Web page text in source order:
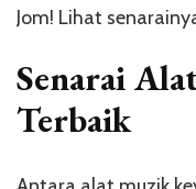
Jom! Lihat
Senarai
Terbaik